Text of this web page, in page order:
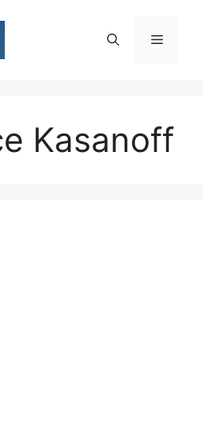
Menu
Kasanoff